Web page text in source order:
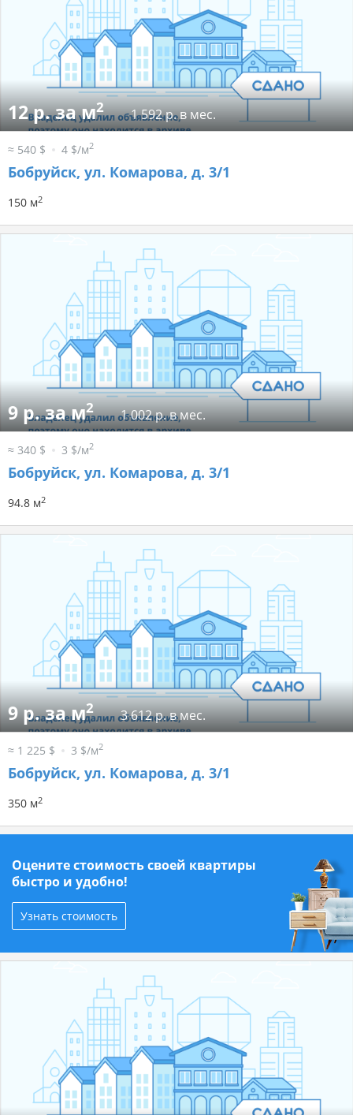
12 р. за м2 1 592 р. в мес.
≈ 540 $ 4 $/м2
Бобруйск, ул. Комарова, д. 3/1
150 м2
9 р. за м2 1 002 р. в мес.
≈ 340 $ 3 $/м2
Бобруйск, ул. Комарова, д. 3/1
94.8 м2
9 р. за м2 3 612 р. в мес.
≈ 1 225 $ 3 $/м2
Бобруйск, ул. Комарова, д. 3/1
350 м2
Оцените стоимость своей квартиры
быстро и удобно!
Узнать стоимость